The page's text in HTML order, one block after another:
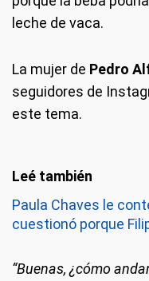
leche de vaca.
La mujer de Pedro
seguidores de
este tema.
Paula Chaves le
cuestionó porque
“Buenas, ¿cómo